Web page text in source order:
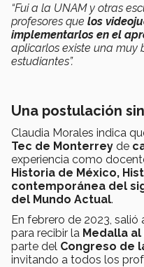
“Fui a la UNAM y otras
profesores que los
implementarlos en el
aplicarlos existe una muy
estudiantes”.
Una postulación
Claudia Morales indica
Tec de Monterrey de
experiencia como
Historia de México,
contemporánea del
del Mundo Actual.
En febrero de 2023,
para recibir la Medalla
parte del Congreso de
invitando a todos los